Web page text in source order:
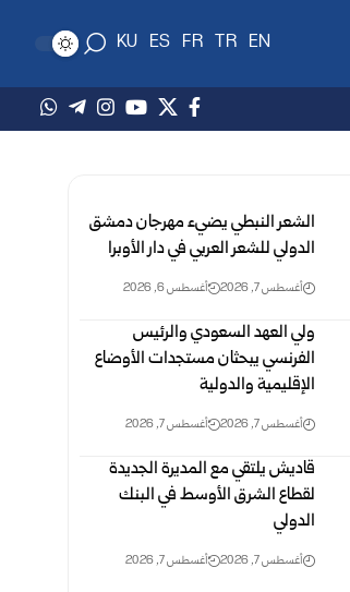
EN
TR
FR
ES
KU
الشعر النبطي يضيء مهرجان دمشق
الدولي للشعر العربي في دار الأوبرا
أغسطس 7, 2026 أغسطس 6, 2026
ولي العهد السعودي والرئيس
الفرنسي يبحثان مستجدات الأوضاع
الإقليمية والدولية
أغسطس 7, 2026 أغسطس 7, 2026
قاديش يلتقي مع المديرة الجديدة
لقطاع الشرق الأوسط في البنك
الدولي
أغسطس 7, 2026 أغسطس 7, 2026